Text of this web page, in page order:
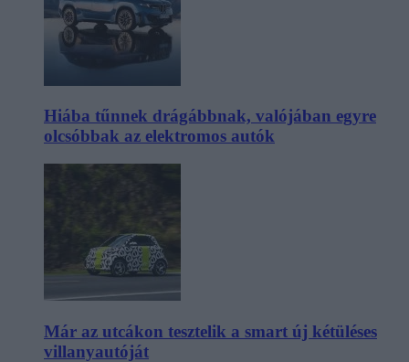
Hiába tűnnek drágábbnak, valójában egyre
olcsóbbak az elektromos autók
Már az utcákon tesztelik a smart új kétüléses
villanyautóját